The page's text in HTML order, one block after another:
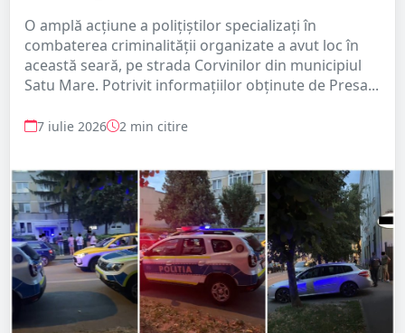
O amplă acțiune a polițiștilor specializați în
combaterea criminalității organizate a avut loc în
această seară, pe strada Corvinilor din municipiul
Satu Mare. Potrivit informațiilor obținute de Presa...
7 iulie 2026 2 min citire